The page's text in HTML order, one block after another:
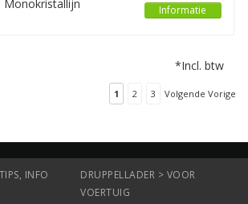
onderhouden.
Monokristallijn
bijvoorbeeld een 12V of
Informatie
*Incl. btw
1 2 3 Volgende Vorige
INFO
DRUPPELLADER > VOOR
VOERTUIG